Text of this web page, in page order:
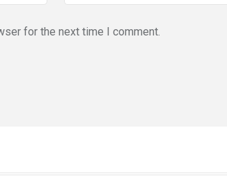
for the next time I comment.